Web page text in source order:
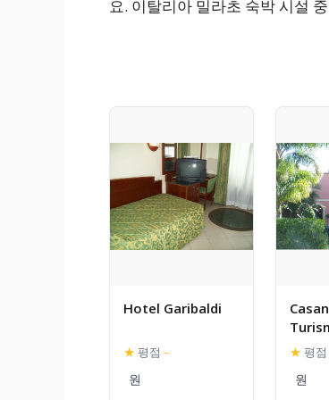
요. 이탈리아 밀라초 숙박 시설
Hotel Garibaldi
★ 평점 – ★ 평점